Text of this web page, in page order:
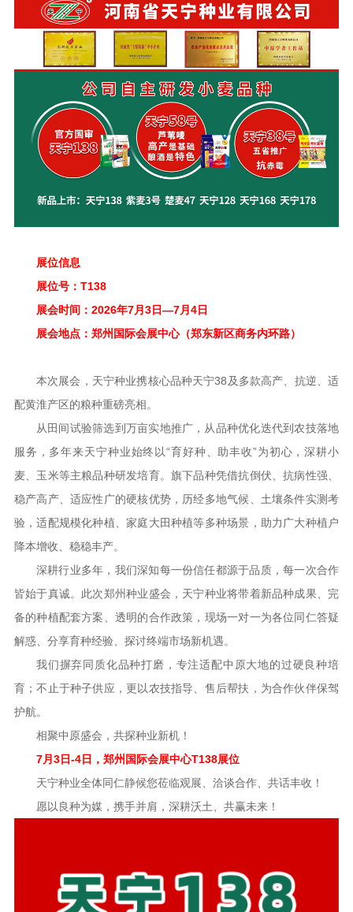
展位信息
展位号：T138
展会时间：2026年7月3日—7月4日
展会地点：郑州国际会展中心（郑东新区商务内环路）
本次展会，天宁种业携核心品种天宁38及多款高产、抗逆、适
配黄淮产区的粮种重磅亮相。
从田间试验筛选到万亩实地推广，从品种优化迭代到农技落地
服务，多年来天宁种业始终以“育好种、助丰收”为初心，深耕小
麦、玉米等主粮品种研发培育。旗下品种凭借抗倒伏、抗病性强、
稳产高产、适应性广的硬核优势，历经多地气候、土壤条件实测考
验，适配规模化种植、家庭大田种植等多种场景，助力广大种植户
降本增收、稳稳丰产。
深耕行业多年，我们深知每一份信任都源于品质，每一次合作
皆始于真诚。此次郑州种业盛会，天宁种业将带着新品种成果、完
备的种植配套方案、透明的合作政策，现场一对一为各位同仁答疑
解惑、分享育种经验、探讨终端市场新机遇。
我们摒弃同质化品种打磨，专注适配中原大地的过硬良种培
育；不止于种子供应，更以农技指导、售后帮扶，为合作伙伴保驾
护航。
相聚中原盛会，共探种业新机！
7月3日-4日，郑州国际会展中心T138展位
天宁种业全体同仁静候您莅临观展、洽谈合作、共话丰收！
愿以良种为媒，携手并肩，深耕沃土、共赢未来！